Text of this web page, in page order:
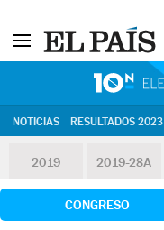
NOTICIAS RESULTADOS 2023
2019 2019-28A
CONGRESO